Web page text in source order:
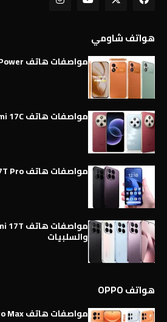
هواتف شاومي
مواصفات هاتف Xiaomi Poco M8 Power كاملة
مواصفات هاتف Xiaomi Redmi 17C كاملة
مواصفات هاتف Xiaomi 17T Pro كاملة
والسلبيات
هواتف OPPO
مواصفات هاتف Oppo A7 Pro Max كاملة